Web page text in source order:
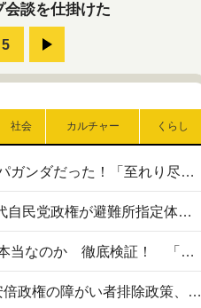
談を仕掛けた
社会 カルチャー くらし
高市首相の熊本地震避難所視察は北朝鮮並みのプロパガンダだった！「至れり尽くせり」の選ばれた避難所の一方で実態は…
〈#ミサイルよりクーラーを〉は正当な批判だ！ 歴代自民党政権が避難所指定体育館へのエアコン設置を遅らせてきた客観的事実
高市首相の「休んでない」「寝てない」アピールは本当なのか 徹底検証！ 「資料読み込み」「アイロンがけ」も矛盾だらけ…
相模原事件から10年──植松死刑囚の優生思想と、安倍政権の障がい者排除政策、右派勢力の差別主義との関係を改めて問う